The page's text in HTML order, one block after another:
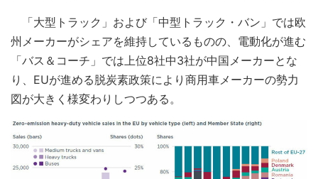
「大型トラック」および「中型トラック・バン」では欧
州メーカーがシェアを維持しているものの、電動化が進む
「バス＆コーチ」では上位8社中3社が中国メーカーとな
り、EUが進める脱炭素政策により商用車メーカーの勢力
図が大きく様変わりしつつある。